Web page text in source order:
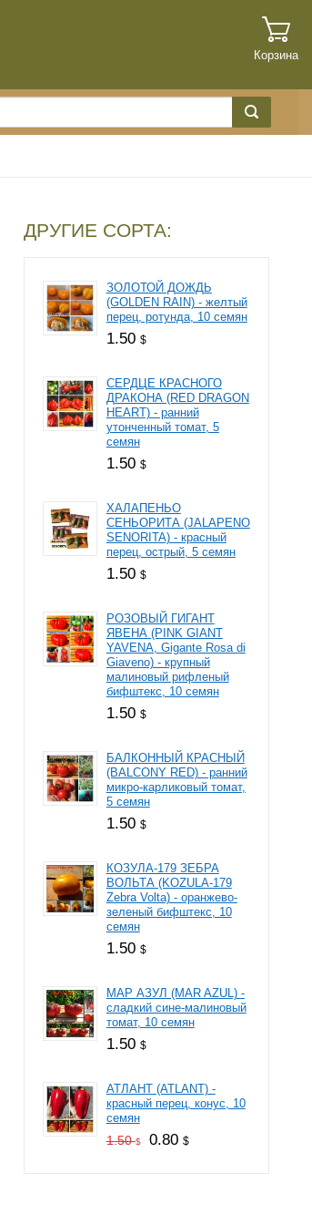
Корзина
ДРУГИЕ СОРТА:
ЗОЛОТОЙ ДОЖДЬ
(GOLDEN RAIN) - желтый
перец, ротунда, 10 семян
1.50 $
СЕРДЦЕ КРАСНОГО
ДРАКОНА (RED DRAGON
HEART) - ранний
утонченный томат, 5
семян
1.50 $
ХАЛАПЕНЬО
СЕНЬОРИТА (JALAPENO
SENORITA) - красный
перец, острый, 5 семян
1.50 $
РОЗОВЫЙ ГИГАНТ
ЯВЕНА (PINK GIANT
YAVENA, Gigante Rosa di
Giaveno) - крупный
малиновый рифленый
бифштекс, 10 семян
1.50 $
БАЛКОННЫЙ КРАСНЫЙ
(BALCONY RED) - ранний
микро-карликовый томат,
5 семян
1.50 $
КОЗУЛА-179 ЗЕБРА
ВОЛЬТА (KOZULA-179
Zebra Volta) - оранжево-
зеленый бифштекс, 10
семян
1.50 $
МАР АЗУЛ (MAR AZUL) -
сладкий сине-малиновый
томат, 10 семян
1.50 $
АТЛАНТ (ATLANT) -
красный перец, конус, 10
семян
1.50$ 0.80 $